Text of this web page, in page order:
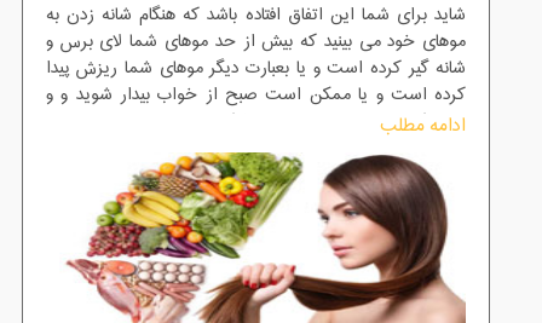
شاید برای شما این اتفاق افتاده باشد که هنگام شانه زدن به
موهای خود می بینید که بیش از حد موهای شما لای برس و
شانه گیر کرده است و یا بعبارت دیگر موهای شما ریزش پیدا
کرده است و یا ممکن است صبح از خواب بیدار شوید و و
ببینید که موهای شما ریزش پیدا کرده و روی بالشتان نمایان
100 تار مو می باشد که به طور طبیعی ریزش پیدا می کند اما
اگر ریزش موی شما هر روز ادامه دار باشد و یا در فواصل
نزدیک در روز روی لباستان بریزد 100% غیر طبیعی است.
ادامه مطلب